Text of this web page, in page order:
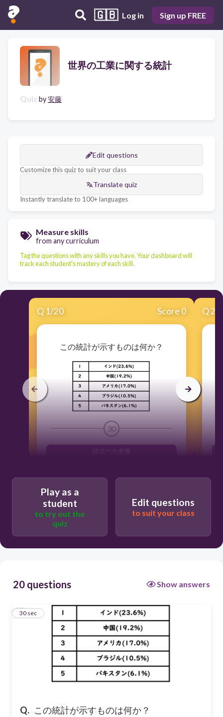
🇬🇧 Log in Sign up FREE
世界の工業に関する統計
Quiz by安藤
Edit questions
Customize this quiz to suit your class
Translate quiz
Instantly translate to 100+ languages
Measure skills
from any curriculum
Tag the questions with any skills you have. Your dashboard will
track each student's mastery of each skill.
Q 1/20 Score 0
この統計が示すものは何か？
30
Q2
Play as a
student
to try out the
quiz
Edit questions
to suit your class
20 questions Show answers
Q. この統計が示すものは何か？
1
30 sec